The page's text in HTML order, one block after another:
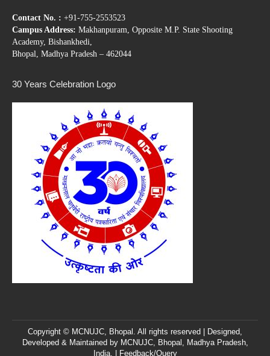
Contact No. : +91-755-2553523
Campus Address: Makhanpuram, Opposite M.P. State Shooting
Academy, Bishankhedi,
Bhopal, Madhya Pradesh – 462044
30 Years Celebration Logo
Copyright © MCNUJC, Bhopal. All rights reserved | Designed,
Developed & Maintained by MCNUJC, Bhopal, Madhya Pradesh,
India. |
Feedback/Query